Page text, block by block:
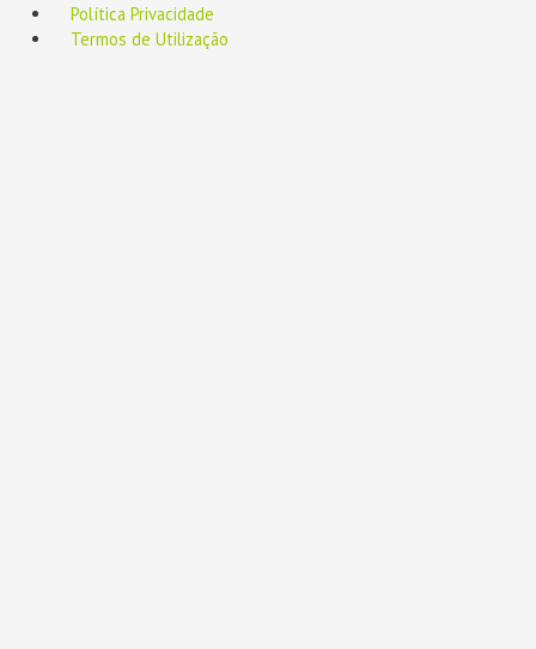
Política Privacidade
Termos de Utilização